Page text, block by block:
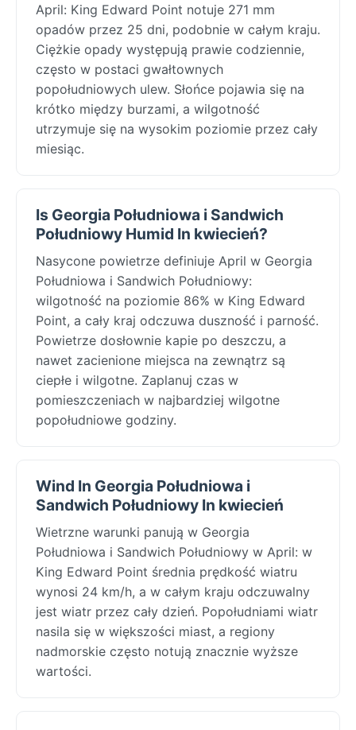
April: King Edward Point notuje 271 mm
opadów przez 25 dni, podobnie w całym kraju.
Ciężkie opady występują prawie codziennie,
często w postaci gwałtownych
popołudniowych ulew. Słońce pojawia się na
krótko między burzami, a wilgotność
utrzymuje się na wysokim poziomie przez cały
miesiąc.
Is Georgia Południowa i Sandwich
Południowy Humid In kwiecień?
Nasycone powietrze definiuje April w Georgia
Południowa i Sandwich Południowy:
wilgotność na poziomie 86% w King Edward
Point, a cały kraj odczuwa duszność i parność.
Powietrze dosłownie kapie po deszczu, a
nawet zacienione miejsca na zewnątrz są
ciepłe i wilgotne. Zaplanuj czas w
pomieszczeniach w najbardziej wilgotne
popołudniowe godziny.
Wind In Georgia Południowa i
Sandwich Południowy In kwiecień
Wietrzne warunki panują w Georgia
Południowa i Sandwich Południowy w April: w
King Edward Point średnia prędkość wiatru
wynosi 24 km/h, a w całym kraju odczuwalny
jest wiatr przez cały dzień. Popołudniami wiatr
nasila się w większości miast, a regiony
nadmorskie często notują znacznie wyższe
wartości.